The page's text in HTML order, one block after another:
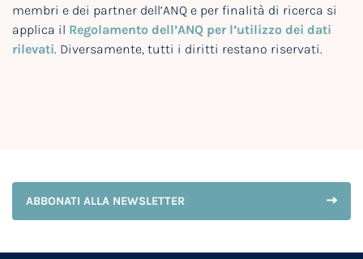
membri e dei partner dell’ANQ e per finalità di ricerca si
applica il Regolamento dell’ANQ per l’utilizzo dei dati
rilevati. Diversamente, tutti i diritti restano riservati.
ABBONATI ALLA NEWSLETTER